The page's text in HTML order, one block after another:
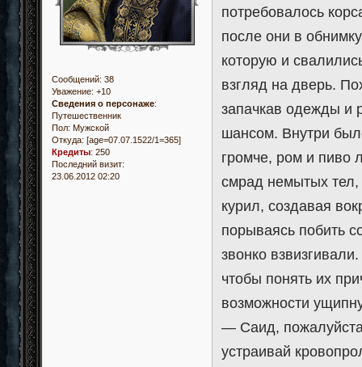
Сообщений: 38
Уважение: +10
Сведения о персонаже:
Путешественник
Пол: Мужской
Откуда: [age=07.07.1522/1=365]
Кредиты: 250
Последний визит:
23.06.2012 02:20
потребовалось
после они в
которую и
взгляд на дверь.
запачкав одежды и
шансом. Внутри
громче, ром и пиво
смрад немытых тел,
курил, создавая
порываясь побить
звонко
чтобы понять их
возможности
— Саид,
устраивай